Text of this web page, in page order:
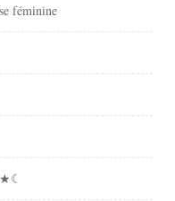
féminine